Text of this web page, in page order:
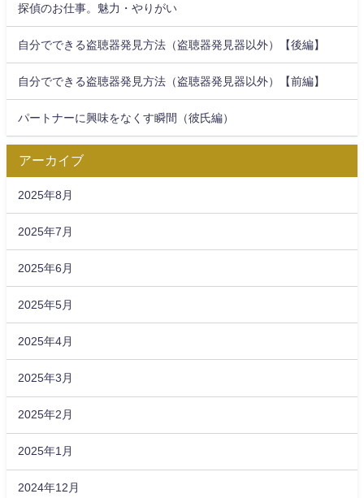
探偵のお仕事。魅力・やりがい
自分でできる盗聴器発見方法（盗聴器発見器以外）【後編】
自分でできる盗聴器発見方法（盗聴器発見器以外）【前編】
パートナーに興味をなくす瞬間（彼氏編）
アーカイブ
2025年8月
2025年7月
2025年6月
2025年5月
2025年4月
2025年3月
2025年2月
2025年1月
2024年12月